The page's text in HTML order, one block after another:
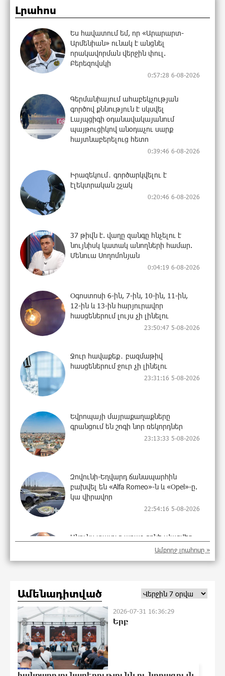
Լրահոս
Ես հավատում եմ, որ «Արարարտ-
Արմենիան» ունակ է անցնել
որակավորման վերջին փուլ.
Բերեզովսկի
0:57:28 6-08-2026
Գերմանիայում ահաբեկչության
գործով քննություն է սկսվել
Լայպցիգի օդանավակայանում
պայթուցիկով անօդաչու սարք
հայտնաբերելուց հետո
0:39:46 6-08-2026
Իրազեկում․ գործարկվելու է
էլեկտրական շչակ
0:20:46 6-08-2026
37 թիվն է. վաղը զանգը հնչելու է
նույնիսկ կատակ անողների համար.
Մենուա Սողոմոնյան
0:04:19 6-08-2026
Օգոստոսի 6-ին, 7-ին, 10-ին, 11-ին,
12-ին և 13-ին հարյուրավոր
հասցեներում լույս չի լինելու
23:50:47 5-08-2026
Ջուր հավաքեք․ բազմաթիվ
հասցեներում ջուր չի լինելու
23:31:16 5-08-2026
Եվրոպայի մայրաքաղաքները
գրանցում են շոգի նոր ռեկորդներ
23:13:33 5-08-2026
Զովունի-Եղվարդ ճանապարհին
բախվել են «Alfa Romeo»-ն և «Opel»-ը.
կա վիրավոր
22:54:16 5-08-2026
Անունս տալուց առաջ գոնե լվացվեք․
Այսօր մենք ունենք մի իրավիճակ, երբ
որ բանտերը լիքն են
քաղբանտարկյալներով, նորերին
բերելու համար, քանի որ տեղ չկա,
հերթափոխով հներին ուղարկում են
տնային կալանքի․ Անահիտ Ադամյան
Ամբողջ լրահոսը »
Ամենադիտված
2026-07-31 16:36:29
Երբ